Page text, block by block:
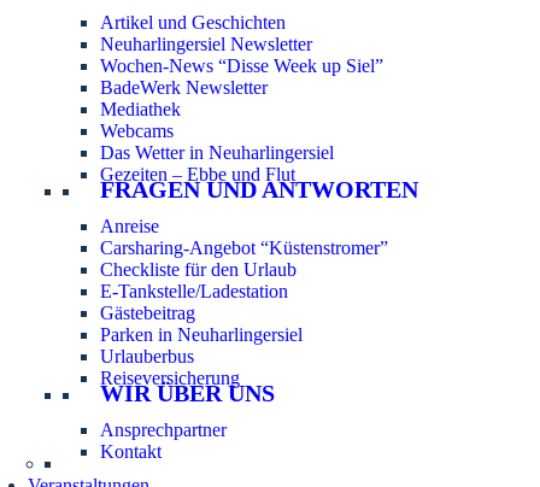
Artikel und Geschichten
Neuharlingersiel Newsletter
Wochen-News “Disse Week up Siel”
BadeWerk Newsletter
Mediathek
Webcams
Das Wetter in Neuharlingersiel
Gezeiten – Ebbe und Flut
FRAGEN UND ANTWORTEN
Anreise
Carsharing-Angebot “Küstenstromer”
Checkliste für den Urlaub
E-Tankstelle/Ladestation
Gästebeitrag
Parken in Neuharlingersiel
Urlauberbus
Reiseversicherung
WIR ÜBER UNS
Ansprechpartner
Kontakt